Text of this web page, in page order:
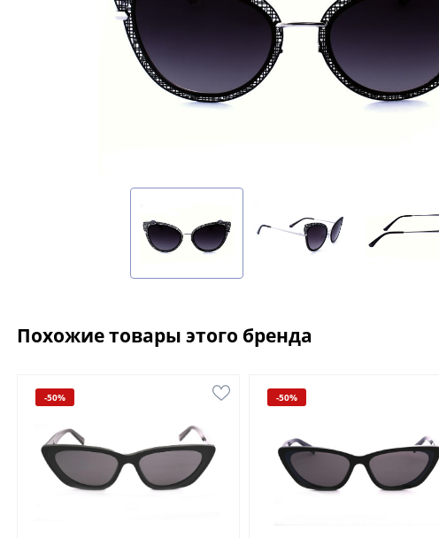
Похожие товары этого бренда
-50% -50%